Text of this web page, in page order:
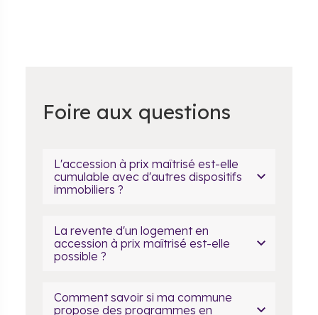
Foire aux questions
L'accession à prix maîtrisé est-elle
cumulable avec d'autres dispositifs
immobiliers ?
La revente d'un logement en
accession à prix maîtrisé est-elle
possible ?
Comment savoir si ma commune
propose des programmes en